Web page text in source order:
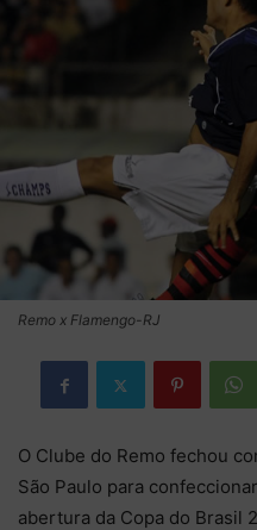
Remo x Flamengo-RJ
O Clube do Remo fechou
São Paulo para
abertura da Copa do Brasil